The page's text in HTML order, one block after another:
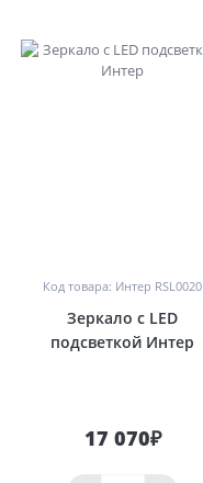
Код товара: Интер RSL0020
Зеркало с LED
подсветкой Интер
17 070₽